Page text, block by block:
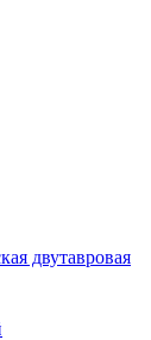
двутавровая